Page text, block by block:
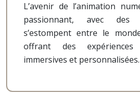
L’avenir de l’animation
passionnant, avec
s’estompent entre le
offrant des
immersives et personnalisées.